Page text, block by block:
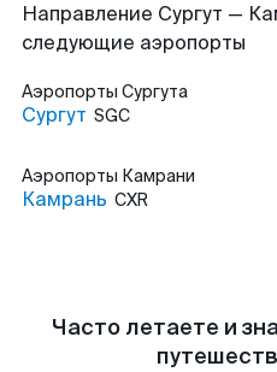
Направление Сургут —
следующие аэропорты
Аэропорты Сургута
Сургут SGC
Аэропорты Камрани
Камрань CXR
Часто летаете и